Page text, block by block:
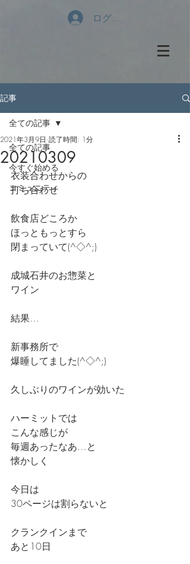
ログイン
記事
全ての記事
今すぐ始める
コミュニティ
全ての記事
20210309
2021年3月9日 読了時間: 1分
衣装合わせからの
打ち合わせ
飲食店どころか
ほっともっとすら
閉まっていて(^◇^;)
成城石井のお惣菜と
ワイン
結果…
新事務所で
爆睡してました(^◇^;)
久しぶりのワインが効いた
ハーミットでは
こんな感じが
毎週あったなあ…と
懐かしく
今日は
30ページは割らないと
クランクインまで
あと10日